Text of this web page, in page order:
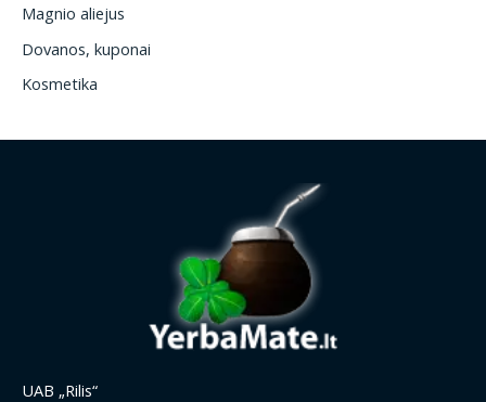
Magnio aliejus
Dovanos, kuponai
Kosmetika
UAB „Rilis“